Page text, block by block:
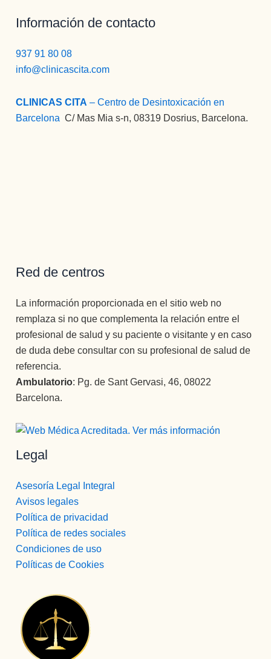
Información de contacto
937 91 80 08
info@clinicascita.com
CLINICAS CITA – Centro de Desintoxicación en
Barcelona :C/ Mas Mia s-n, 08319 Dosrius, Barcelona.
Red de centros
La información proporcionada en el sitio web no
remplaza si no que complementa la relación entre el
profesional de salud y su paciente o visitante y en caso
de duda debe consultar con su profesional de salud de
referencia.
Ambulatorio: Pg. de Sant Gervasi, 46, 08022
Barcelona.
Legal
Asesoría Legal Integral
Avisos legales
Política de privacidad
Política de redes sociales
Condiciones de uso
Políticas de Cookies